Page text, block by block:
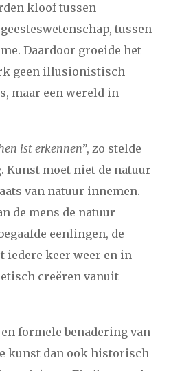
kloof tussen
tussen
Daardoor groeide het
geen illusionistisch
maar een wereld in
ist erkennen”, zo stelde
Kunst moet niet de natuur
van natuur innemen.
de mens de natuur
eenlingen, de
iedere keer weer en in
creëren vanuit
formele benadering van
kunst dan ook historisch